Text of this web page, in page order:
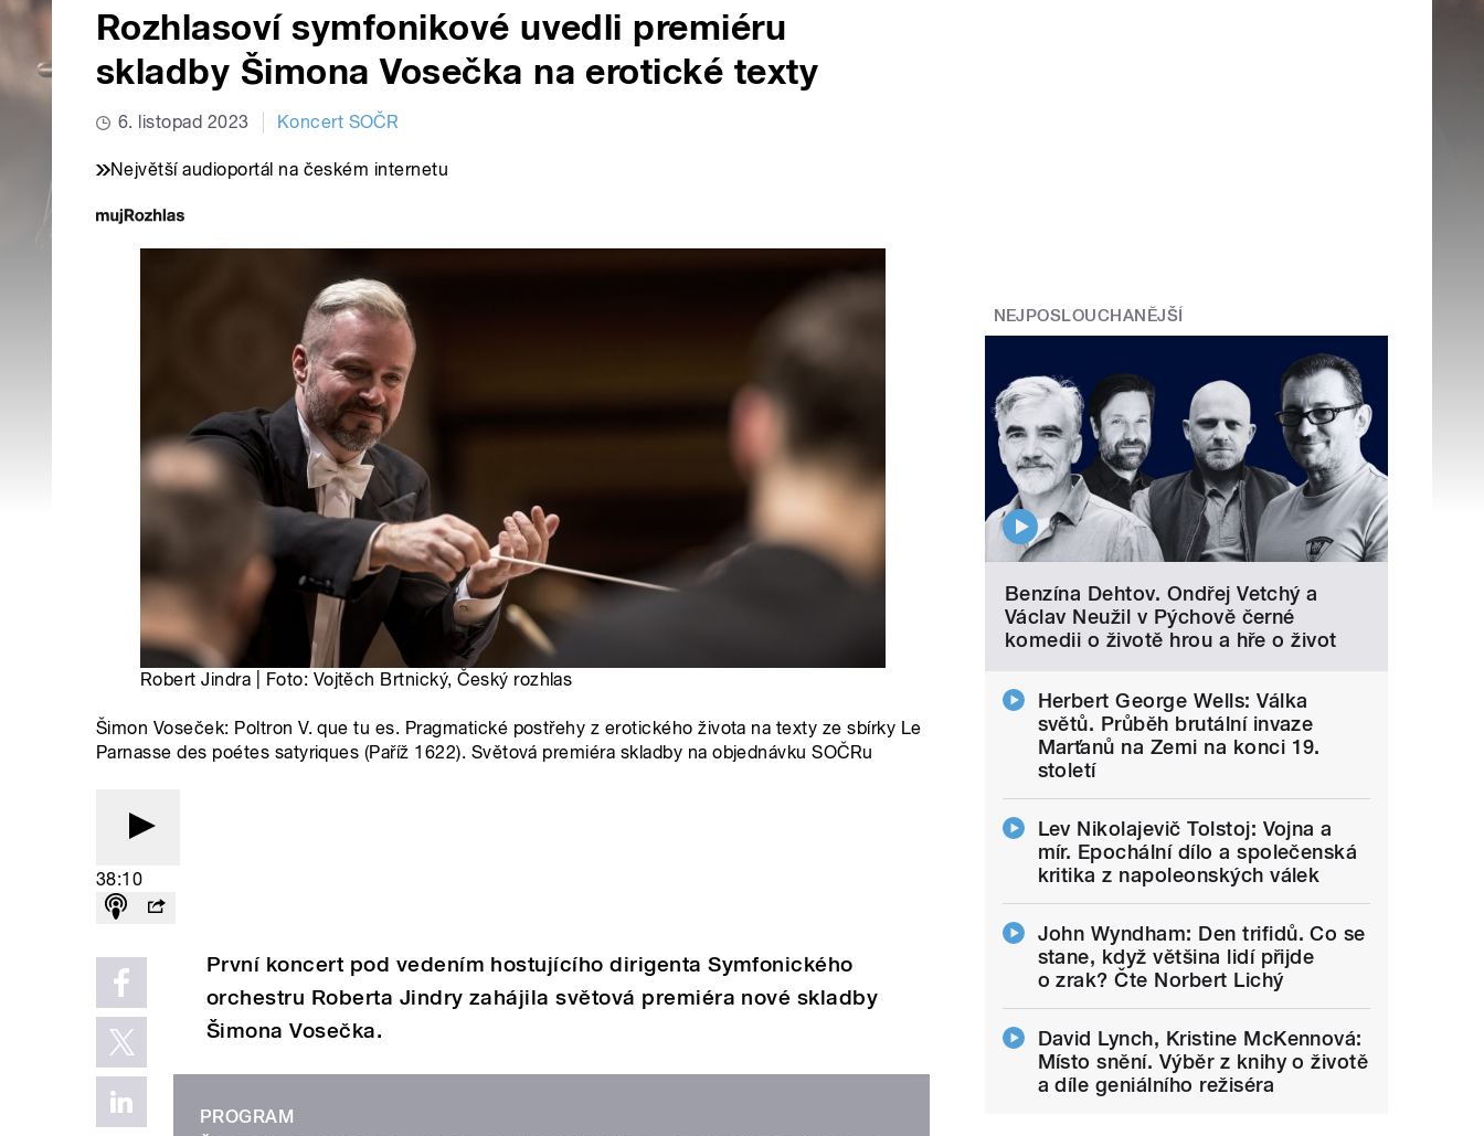
Rozhlasoví symfonikové uvedli premiéru
skladby Šimona Vosečka na erotické texty
6. listopad 2023 Koncert SOČR
Největší audioportál na českém internetu
Robert Jindra | Foto: Vojtěch Brtnický, Český rozhlas
Šimon Voseček: Poltron V. que tu es. Pragmatické postřehy z erotického života na texty ze sbírky Le
Parnasse des poétes satyriques (Paříž 1622). Světová premiéra skladby na objednávku SOČRu
38:10
První koncert pod vedením hostují­cího dirigenta Symfonického
orchestru Roberta Jindry zahájila světová premiéra nové skladby
Šimona Vosečka.
PROGRAM
NEJPOSLOUCHANĚJŠÍ
Benzína Dehtov. Ondřej Vetchý a
Václav Neužil v Pýchově černé
komedii o životě hrou a hře o život
Herbert George Wells: Válka
světů. Průběh brutální invaze
Marťanů na Zemi na konci 19.
století
Lev Nikolajevič Tolstoj: Vojna a
mír. Epochální dílo a společenská
kritika z napoleonských válek
John Wyndham: Den trifidů. Co se
stane, když většina lidí přijde
o zrak? Čte Norbert Lichý
David Lynch, Kristine McKennová:
Místo snění. Výběr z knihy o životě
a díle geniálního režiséra